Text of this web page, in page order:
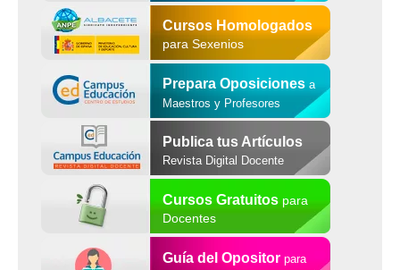
Cursos Homologados
para Sexenios
Prepara Oposiciones a
Maestros y Profesores
Publica tus Artículos
Revista Digital Docente
Cursos Gratuitospara
Docentes
Guía del Opositor para